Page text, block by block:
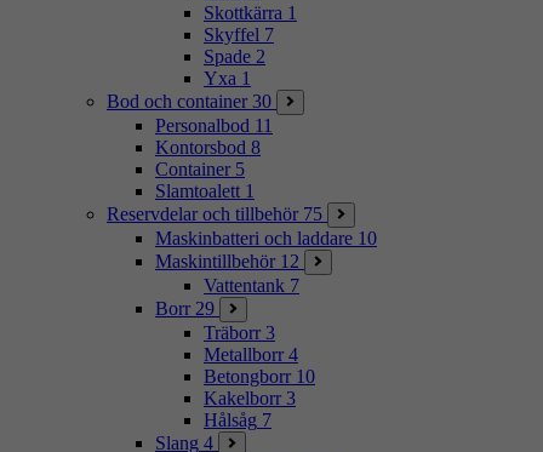
Skottkärra 1
Skyffel 7
Spade 2
Yxa 1
Bod och container 30
Personalbod 11
Kontorsbod 8
Container 5
Slamtoalett 1
Reservdelar och tillbehör 75
Maskinbatteri och laddare 10
Maskintillbehör 12
Vattentank 7
Borr 29
Träborr 3
Metallborr 4
Betongborr 10
Kakelborr 3
Hålsåg 7
Slang 4